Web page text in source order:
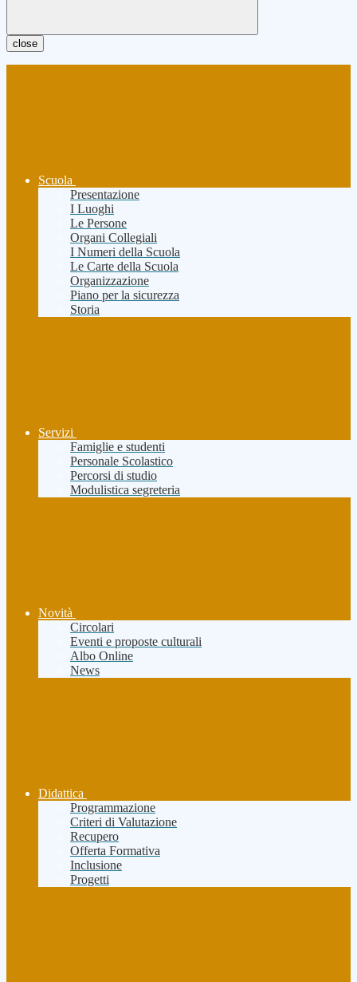
close
Scuola
Presentazione
I Luoghi
Le Persone
Organi Collegiali
I Numeri della Scuola
Le Carte della Scuola
Organizzazione
Piano per la sicurezza
Storia
Servizi
Famiglie e studenti
Personale Scolastico
Percorsi di studio
Modulistica segreteria
Novità
Circolari
Eventi e proposte culturali
Albo Online
News
Didattica
Programmazione
Criteri di Valutazione
Recupero
Offerta Formativa
Inclusione
Progetti